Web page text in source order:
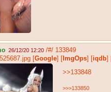
26/12/20 12:20 /#/ 133849
[Google] [ ImgOps] [iqdb]
>>133848
>>>133850